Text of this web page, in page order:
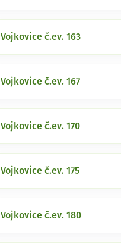
Vojkovice č.ev. 163
Vojkovice č.ev. 167
Vojkovice č.ev. 170
Vojkovice č.ev. 175
Vojkovice č.ev. 180